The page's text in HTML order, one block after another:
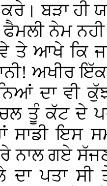
ਬੜਾ ਹੀ
ਫੈਮਲੀ ਨੇਮ
ਤੇ ਆਖੇ ਕਿ
ਅਖੀਰ
ਦਾ ਵੀ
ਤੂੰ ਕੱਟ ਦੇ
ਸਾਡੀ ਇਸ
ਨਾਲ ਗਏ
ਦਾ ਪਤਾ